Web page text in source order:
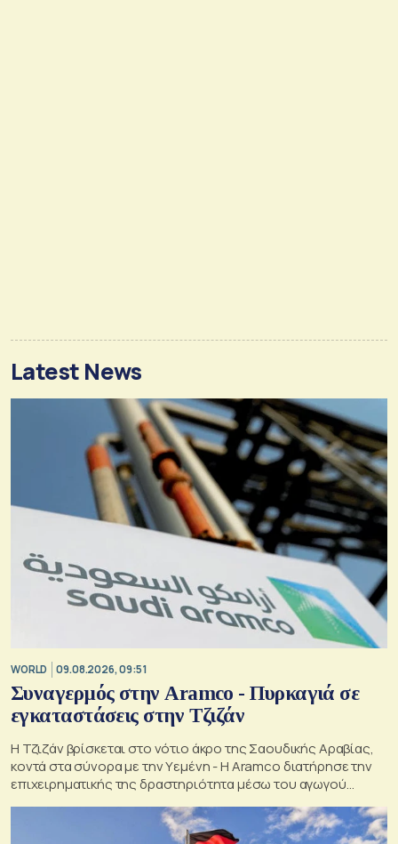
Latest News
WORLD 09.08.2026, 09:51
Συναγερμός στην Aramco - Πυρκαγιά σε
εγκαταστάσεις στην Τζιζάν
Η Τζιζάν βρίσκεται στο νότιο άκρο της Σαουδικής Αραβίας,
κοντά στα σύνορα με την Υεμένη - Η Aramco διατήρησε την
επιχειρηματικής της δραστηριότητα μέσω του αγωγού